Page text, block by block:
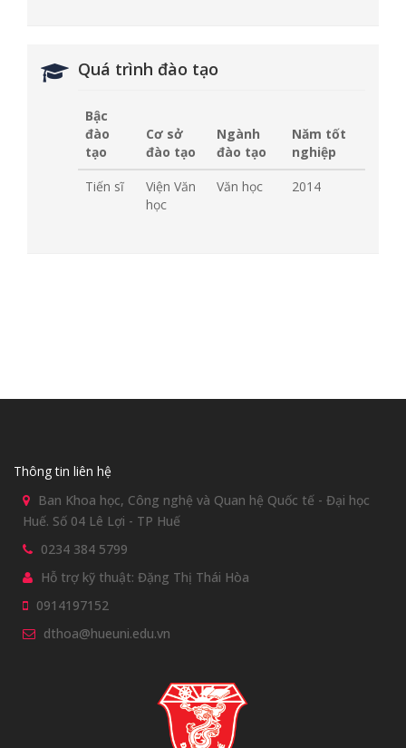
Quá trình đào tạo
Bậc
đào
tạo
Cơ sở
đào tạo
Ngành
đào tạo
Năm tốt
nghiệp
Tiến sĩ
Viện Văn
học
Văn học 2014
Thông tin liên hệ
Ban Khoa học, Công nghệ và Quan hệ Quốc tế - Đại học
Huế. Số 04 Lê Lợi - TP Huế
0234 384 5799
Hỗ trợ kỹ thuật: Đặng Thị Thái Hòa
0914197152
dthoa@hueuni.edu.vn